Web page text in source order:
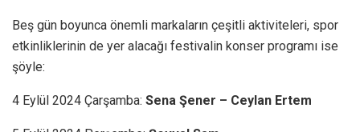
Beş gün boyunca önemli markaların çeşitli aktiviteleri, spor
etkinliklerinin de yer alacağı festivalin konser programı ise
şöyle:
4 Eylül 2024 Çarşamba: Sena Şener – Ceylan Ertem